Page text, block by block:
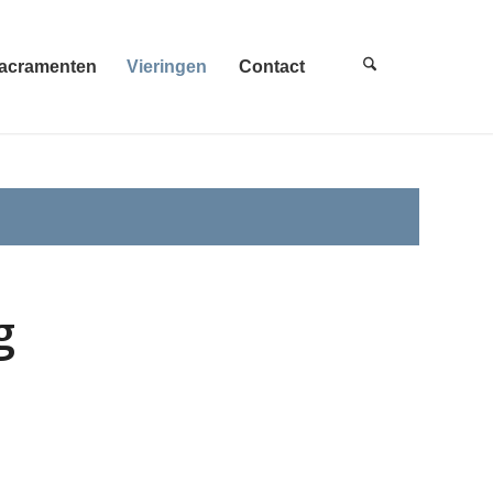
Vieringen Contact